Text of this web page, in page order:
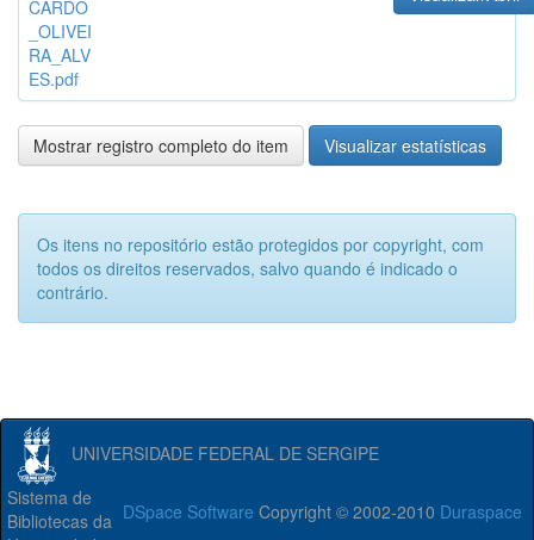
CARDO
_OLIVEI
RA_ALV
ES.pdf
Mostrar registro completo do item Visualizar estatísticas
Os itens no repositório estão protegidos por copyright, com
todos os direitos reservados, salvo quando é indicado o
contrário.
UNIVERSIDADE FEDERAL DE SERGIPE
DSpace Software Copyright © 2002-2010 Duraspace
Sistema de
Bibliotecas da